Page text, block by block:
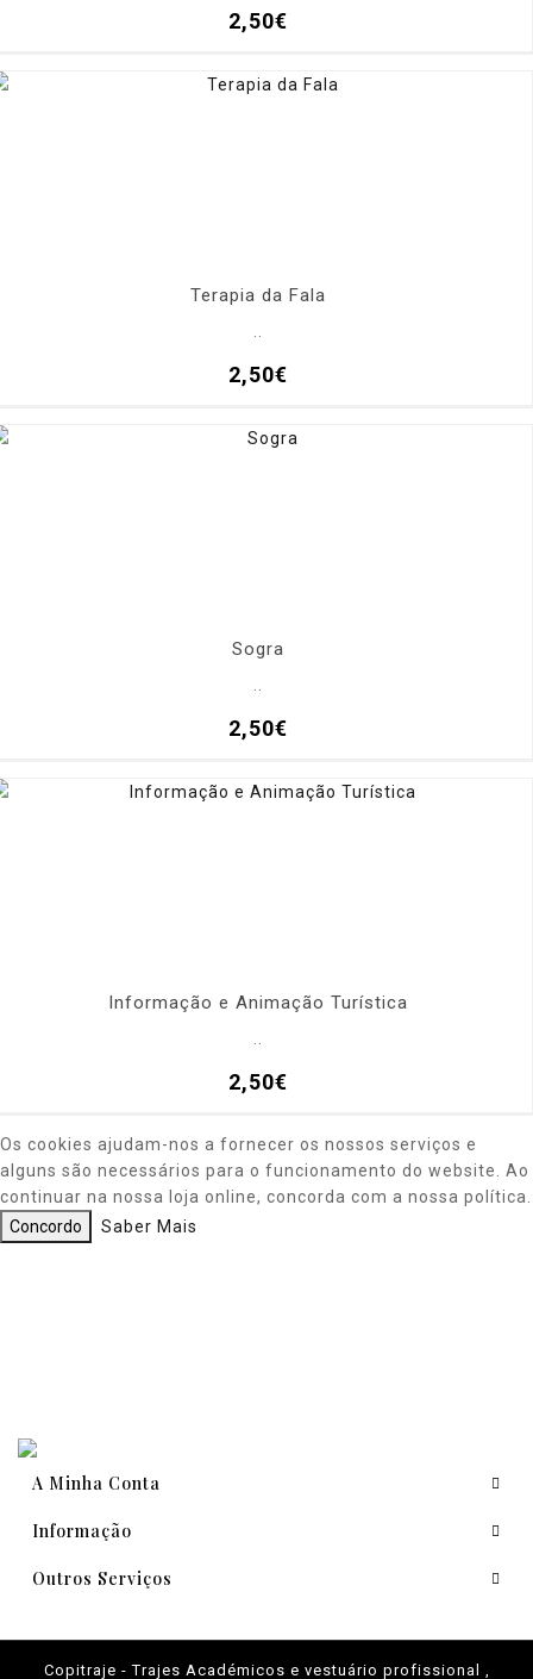
2,50€
Terapia da Fala
2,50€
Sogra
2,50€
Informação e Animação Turística
2,50€
Os cookies ajudam-nos a fornecer os nossos serviços e
alguns são necessários para o funcionamento do website. Ao
continuar na nossa loja online, concorda com a nossa política.
Concordo
Saber Mais
A Minha Conta
Informação
Outros Serviços
Copitraje - Trajes Académicos e vestuário profissional ,